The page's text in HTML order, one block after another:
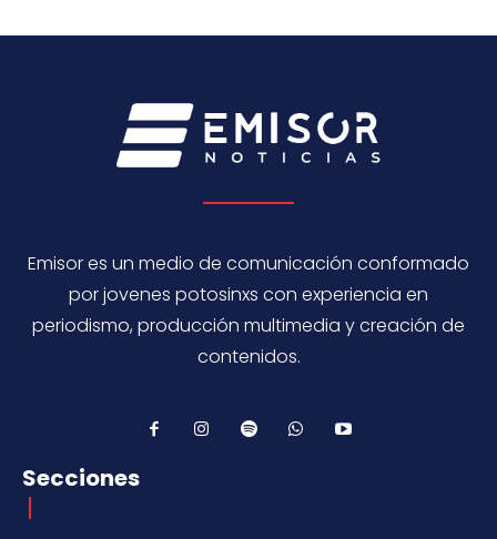
Emisor es un medio de comunicación conformado
por jovenes potosinxs con experiencia en
periodismo, producción multimedia y creación de
contenidos.
Secciones